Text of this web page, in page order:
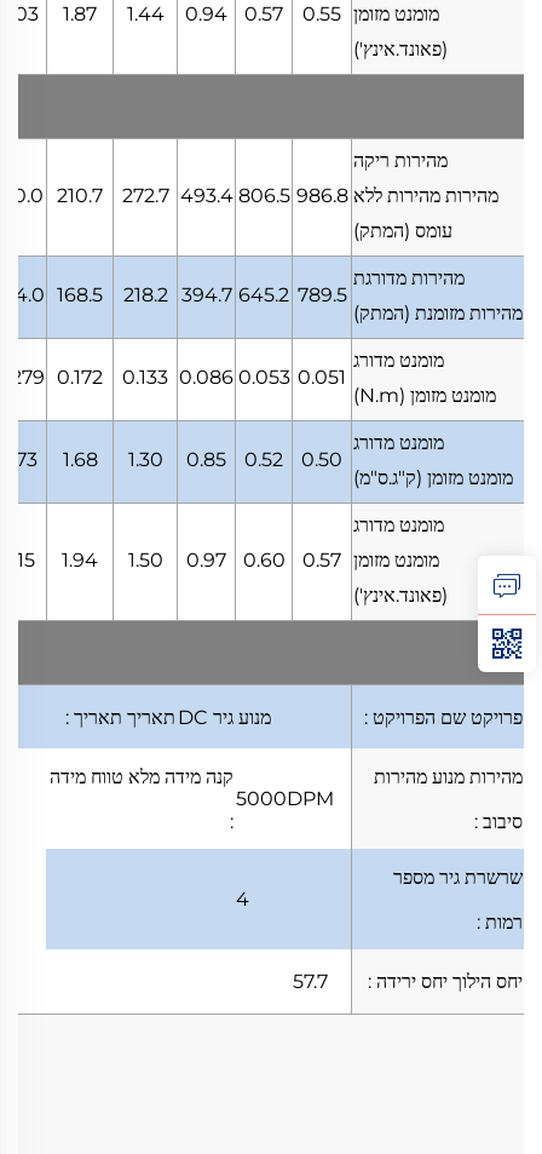
מומנט מזומן
(פאונד.אינץ')
0.55
0.57
0.94
1.44
1.87
3.03
מהירות ריקה
מהירות מהירות ללא
עומס (המתק)
986.8
806.5
493.4
272.7
210.7
מהירות מדורגת
מהירות מזומנת (המתק)
789.5
645.2
394.7
218.2
168.5
מומנט מדורג
מומנט מזומן (N.m)
0.051
0.053
0.086
0.133
0.172
מומנט מדורג
מומנט מזומן (ק"ג.ס"מ)
0.50
0.52
0.85
1.30
1.68
2.73
מומנט מדורג
מומנט מזומן
(פאונד.אינץ')
0.57
0.60
0.97
1.50
1.94
3.15
פרויקט שם הפרויקט : מנוע גיר DC תאריך תאריך :
מהירות מנוע מהירות
סיבוב :
5000DPM
קנה מידה מלא טווח מידה
:
שרשרת גיר מספר
רמות :
4
יחס הילוך יחס ירידה :
57.7